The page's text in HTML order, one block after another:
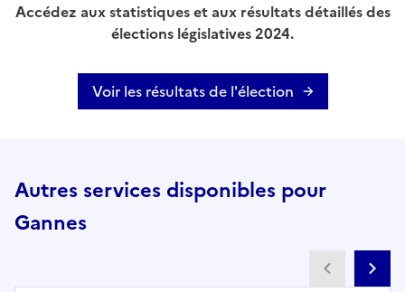
Accédez aux statistiques et aux résultats détaillés des
élections législatives 2024.
Voir les résultats de l'élection
Autres services disponibles pour
Gannes